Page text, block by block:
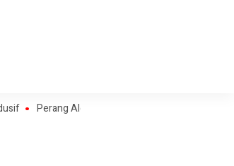
Perang Algoritma AI Makin Kompleks, Publik